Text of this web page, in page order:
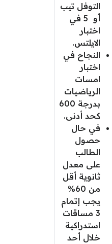
التوفل تيب
أو 5 في
اختبار
الايلتس.
النجاح في
اختبار
امسات
الرياضيات
بدرجة 600
كحد أدنى.
في حال
حصول
الطالب
على معدل
ثانوية أقل
من 60%
يجب إتمام
3 مساقات
استدراكية
خلال أحد